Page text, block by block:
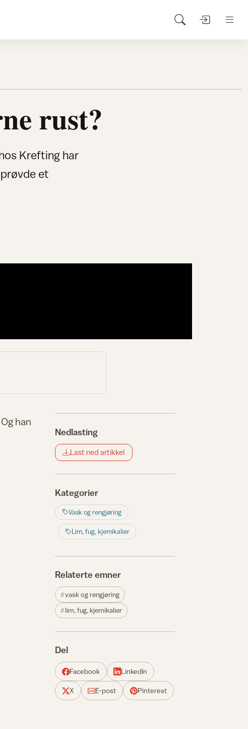
rust?
Krefting har
et
han
Nedlasting
Last ned artikkel
Kategorier
Vask og rengjøring
Lim, fug, kjemikalier
Relaterte emner
vask og rengjøring
lim, fug, kjemikalier
Del
Facebook LinkedIn
X E-post Pinterest